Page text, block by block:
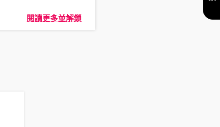
閱讀更多並解鎖